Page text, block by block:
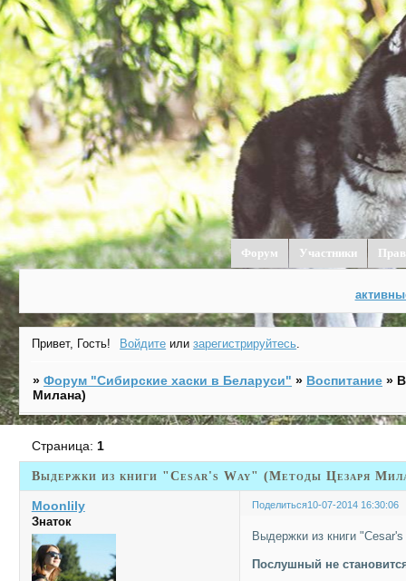
Форум Участники
Привет, Гость! Войдите илизарегистрируйтесь.
»Форум "Cибирские хаски в Беларуси" » Воспитание »
Милана)
Выдержки из книги "Cesar's Way" (Методы Цезаря
Страница: 1
Поделиться10-07-2014 16:30:06
Moonlily
Знаток
Выдержки из книги
Послушный не